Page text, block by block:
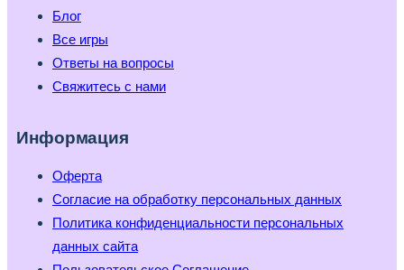
Блог
Все игры
Ответы на вопросы
Свяжитесь с нами
Информация
Оферта
Согласие на обработку персональных данных
Политика конфиденциальности персональных
данных сайта